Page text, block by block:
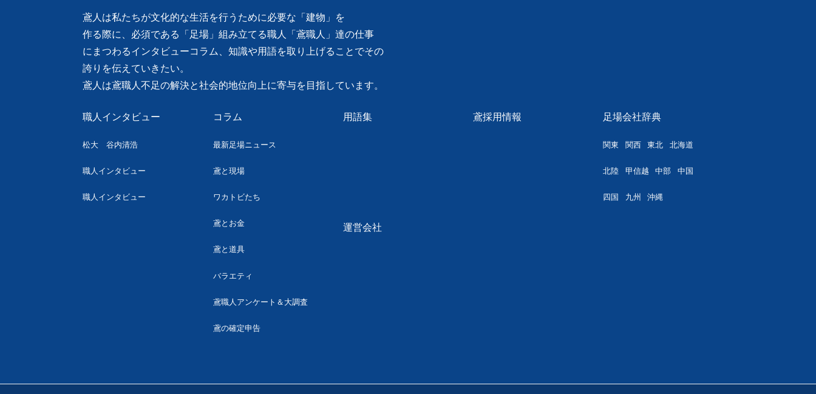
鳶人は私たちが文化的な生活を行うために必要な「建物」を
作る際に、必須である「足場」組み立てる職人「鳶職人」達の仕事
にまつわるインタビューコラム、知識や用語を取り上げることでその
誇りを伝えていきたい。
鳶人は鳶職人不足の解決と社会的地位向上に寄与を目指しています。
職人インタビュー
松大 谷内清浩
職人インタビュー
職人インタビュー
コラム
最新足場ニュース
鳶と現場
ワカトビたち
鳶とお金
鳶と道具
バラエティ
鳶職人アンケート＆大調査
鳶の確定申告
用語集 鳶採用情報 足場会社辞典
関東 関西 東北 北海道
北陸 甲信越 中部 中国
四国 九州 沖縄
運営会社